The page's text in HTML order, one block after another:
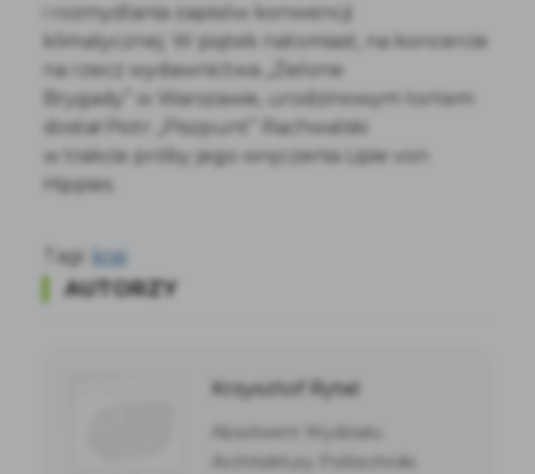
i rozmydlania zapisów konwencji
klimatycznej. W piątek natomiast, na koncercie
na rzecz wydawnictwa „Zielone
Brygady” w Warszawie, urodzinowym tortem
dostał Piotr „Piszpunt” Rachwalski
w trakcie próby jego wręczenia Lipie von
Hippies.
Tagi: kraj
AUTORZY
Krzysztof Rytel
Absolwent Wydziału
Architektury Politechniki